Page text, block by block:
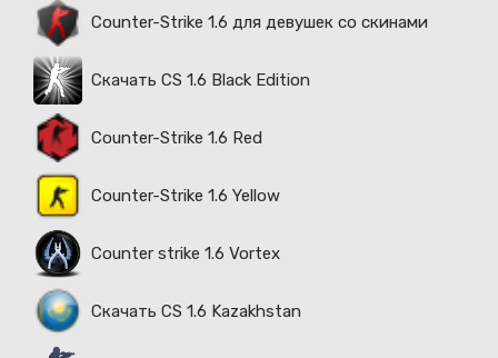
Counter-Strike 1.6 для девушек со скинами
Скачать CS 1.6 Black Edition
Counter-Strike 1.6 Red
Counter-Strike 1.6 Yellow
Counter strike 1.6 Vortex
Скачать CS 1.6 Kazakhstan